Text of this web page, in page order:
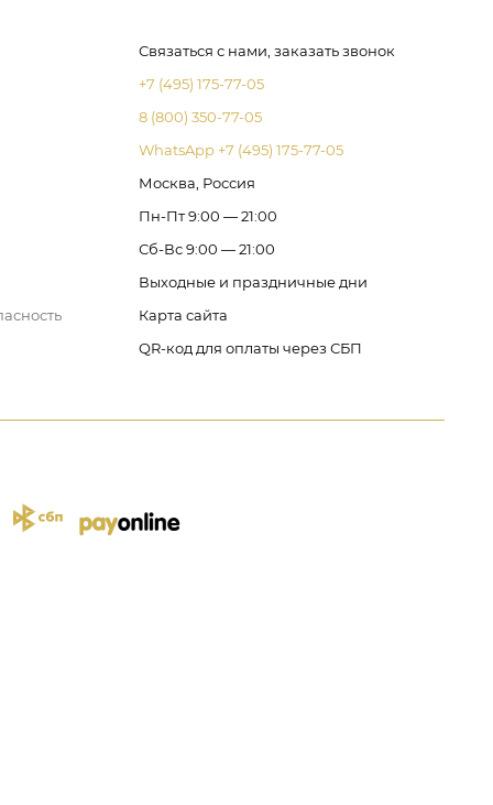
Связаться с нами, заказать звонок
+7 (495) 175-77-05
8 (800) 350-77-05
WhatsApp +7 (495) 175-77-05
Москва, Россия
Пн-Пт 9:00 — 21:00
Сб-Вс 9:00 — 21:00
Выходные и праздничные дни
Карта сайта
QR-код для оплаты через СБП